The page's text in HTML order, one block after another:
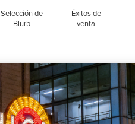
Selección de
Blurb
Éxitos de
venta